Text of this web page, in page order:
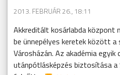
2013. FEBRUÁR 26., 18:11
Akkreditált kosárlabda
be ünnepélyes keretek között a
Városházán. Az akadémia egyik
utánpótlásképzés biztosítása a